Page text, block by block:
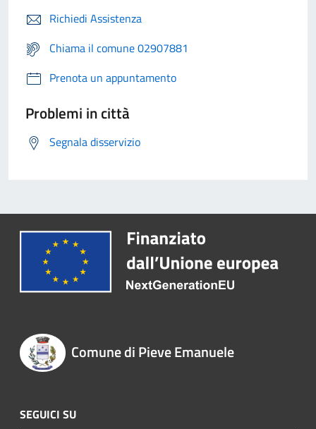
Richiedi Assistenza
Chiama il comune 02907881
Prenota un appuntamento
Problemi in città
Segnala disservizio
Comune di Pieve Emanuele
SEGUICI SU